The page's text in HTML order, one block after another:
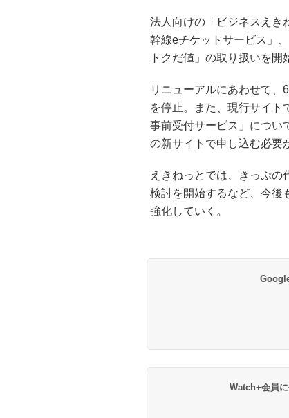
法人向けの「ビジネスえき
幹線eチケットサービス」
トクだ値」の取り扱いを開
リニューアルにあわせて、
を停止。また、現行サイト
事前受付サービス」につい
の新サイトで申し込む必要
えきねっとでは、きっぷ
検討を開始するなど、今後
強化していく。
Watch+会員